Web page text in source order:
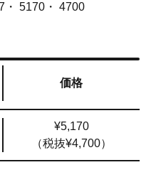
・ 5170・ 4700
価格
¥5,170
（税抜¥4,700）